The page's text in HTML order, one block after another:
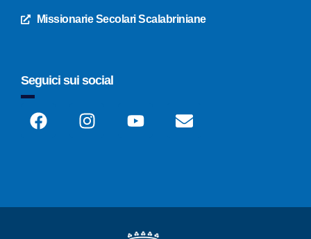
Missionarie Secolari Scalabriniane
Seguici sui social